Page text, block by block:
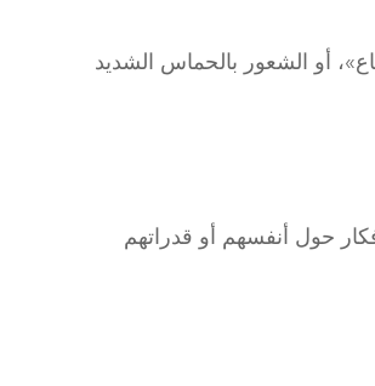
أو الشعور بالحماس الشديد
حول أنفسهم أو قدراتهم